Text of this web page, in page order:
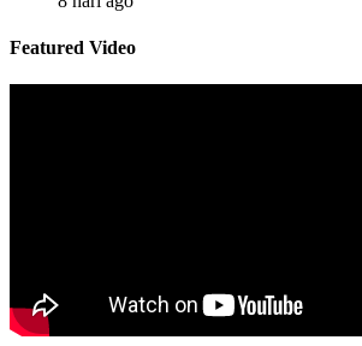
Featured Video